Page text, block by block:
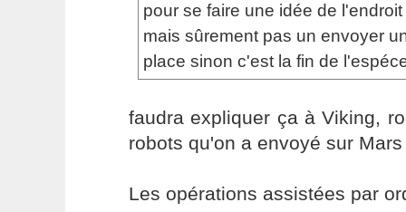
pour se faire une idée de
mais sûrement pas un envoyer
place sinon c'est la fin de
faudra expliquer ça à Viking,
robots qu'on a envoyé sur
Les opérations assistées par